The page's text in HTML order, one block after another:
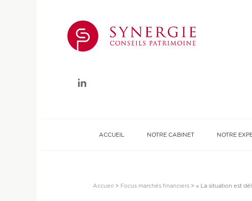
ACCUEIL NOTRE CABINET NOTRE
Accueil > Focus marchés financiers > « La situation est